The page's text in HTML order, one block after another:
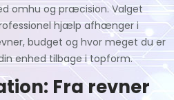
omhu og præcision. Valget
hjælp afhænger i
budget og hvor meget du er
enhed tilbage i topform.
Fra revner